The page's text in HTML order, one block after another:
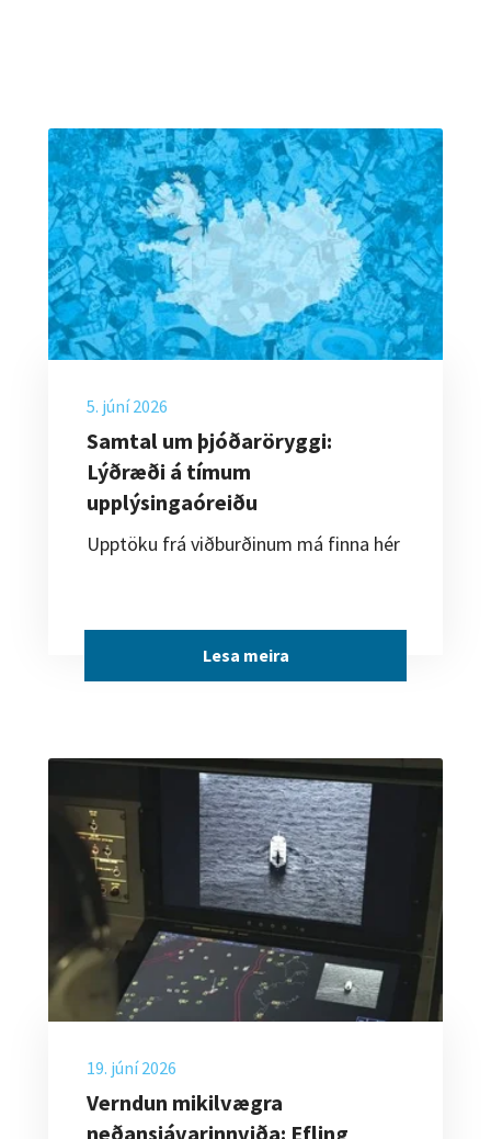
5. júní 2026
Samtal um þjóðaröryggi:
Lýðræði á tímum
upplýsingaóreiðu
Upptöku frá viðburðinum má finna hér
Lesa meira
19. júní 2026
Verndun mikilvægra
neðansjávarinnviða: Efling